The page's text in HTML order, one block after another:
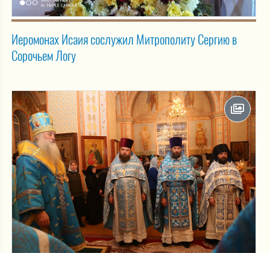
Иеромонах Исаия сослужил Митрополиту Сергию в
Сорочьем Логу